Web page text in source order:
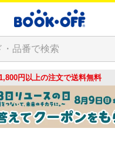
円以上の注文で送料無料